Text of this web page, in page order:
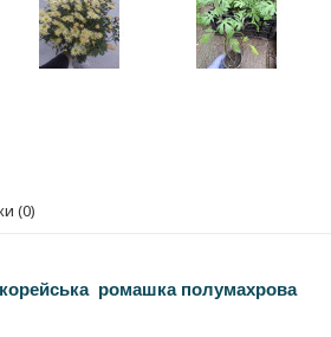
(0)
ромашка полумахрова